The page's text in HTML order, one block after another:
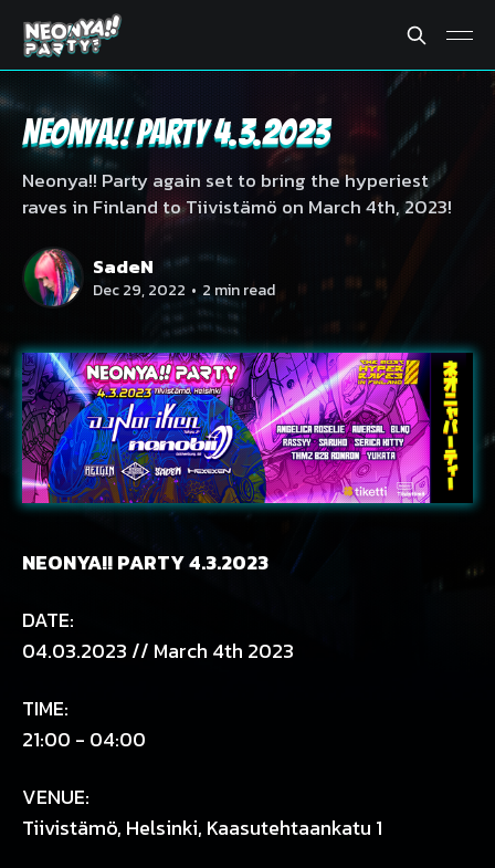
Neonya!! Party 4.3.2023
Neonya!! Party again set to bring the hyperiest
raves in Finland to Tiivistämö on March 4th, 2023!
SadeN
Dec 29, 2022 • 2 min read
NEONYA!! PARTY 4.3.2023
DATE:
04.03.2023 // March 4th 2023
TIME:
21:00 - 04:00
VENUE:
Tiivistämö, Helsinki, Kaasutehtaankatu 1